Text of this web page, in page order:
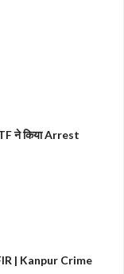
ने किया Arrest
FIR | Kanpur Crime